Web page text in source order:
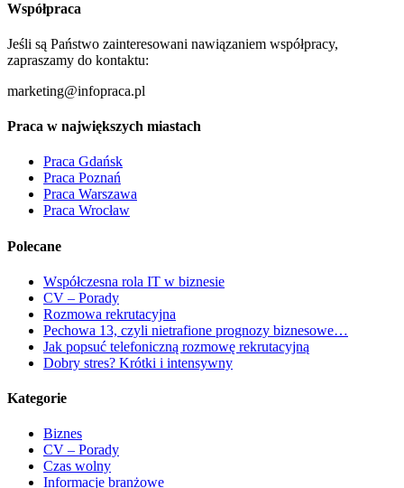
Współpraca
Jeśli są Państwo zainteresowani nawiązaniem współpracy,
zapraszamy do kontaktu:
marketing@infopraca.pl
Praca w największych miastach
Praca Gdańsk
Praca Poznań
Praca Warszawa
Praca Wrocław
Polecane
Współczesna rola IT w biznesie
CV – Porady
Rozmowa rekrutacyjna
Pechowa 13, czyli nietrafione prognozy biznesowe…
Jak popsuć telefoniczną rozmowę rekrutacyjną
Dobry stres? Krótki i intensywny
Kategorie
Biznes
CV – Porady
Czas wolny
Informacje branżowe